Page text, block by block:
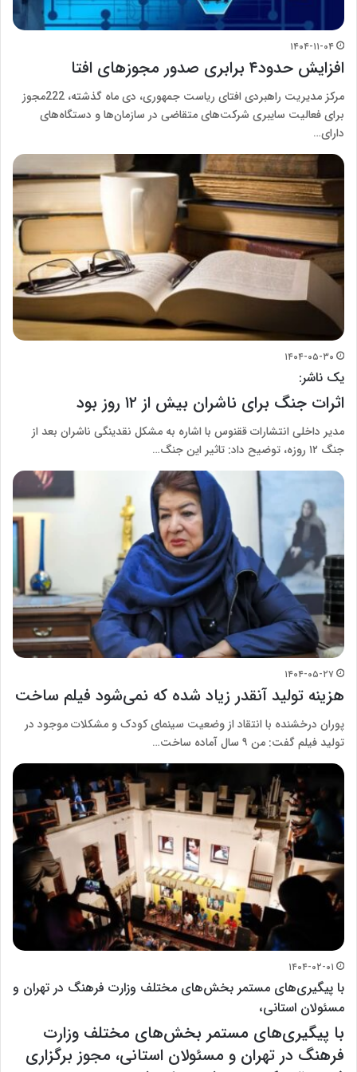
۱۴۰۴-۱۱-۰۴
افزایش حدود۴ برابری صدور مجوزهای افتا
مرکز مدیریت راهبردی افتای ریاست جمهوری، دی ماه گذشته، 222مجوز
برای فعالیت سایبری شرکت‌های متقاضی در سازمان‌ها و دستگاه‌های
دارای…
۱۴۰۴-۰۵-۳۰
یک ناشر:
اثرات جنگ برای ناشران بیش از ۱۲ روز بود
مدیر داخلی انتشارات ققنوس با اشاره به مشکل نقدینگی ناشران بعد از
جنگ ۱۲ روزه، توضیح داد: تاثیر این جنگ…
۱۴۰۴-۰۵-۲۷
هزینه تولید آنقدر زیاد شده که نمی‌شود فیلم ساخت
پوران درخشنده با انتقاد از وضعیت سینمای کودک و مشکلات موجود در
تولید فیلم گفت: من ۹ سال آماده ساخت…
۱۴۰۴-۰۲-۰۱
با پیگیری‌های مستمر بخش‌های مختلف وزارت فرهنگ در تهران و
مسئولان استانی،
با پیگیری‌های مستمر بخش‌های مختلف وزارت
فرهنگ در تهران و مسئولان استانی، مجوز برگزاری